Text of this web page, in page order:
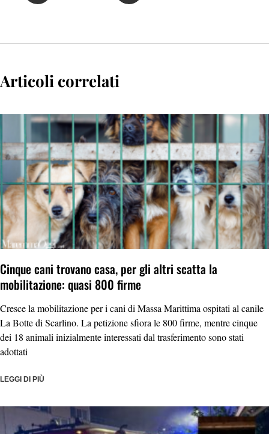
Articoli correlati
Cinque cani trovano casa, per gli altri scatta la
mobilitazione: quasi 800 firme
Cresce la mobilitazione per i cani di Massa Marittima ospitati al canile
La Botte di Scarlino. La petizione sfiora le 800 firme, mentre cinque
dei 18 animali inizialmente interessati dal trasferimento sono stati
adottati
LEGGI DI PIÙ